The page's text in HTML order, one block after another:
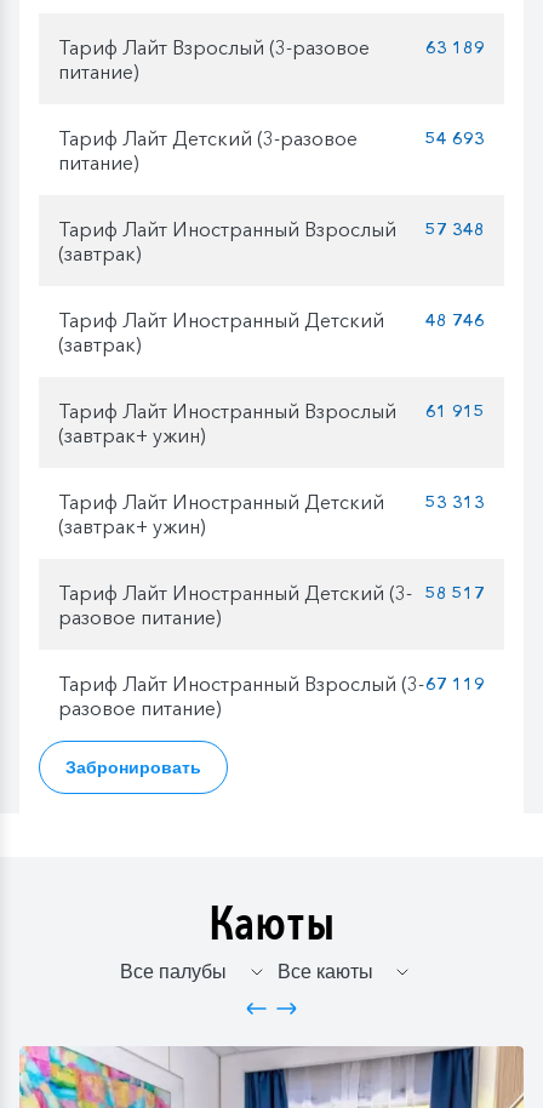
Тариф Лайт Взрослый (3-разовое
питание)
63 189
Тариф Лайт Детский (3-разовое
питание)
54 693
Тариф Лайт Иностранный Взрослый
(завтрак)
57 348
Тариф Лайт Иностранный Детский
(завтрак)
48 746
Тариф Лайт Иностранный Взрослый
(завтрак+ ужин)
61 915
Тариф Лайт Иностранный Детский
(завтрак+ ужин)
53 313
Тариф Лайт Иностранный Детский (3-
разовое питание)
58 517
Тариф Лайт Иностранный Взрослый (3-
разовое питание)
67 119
Забронировать
Каюты